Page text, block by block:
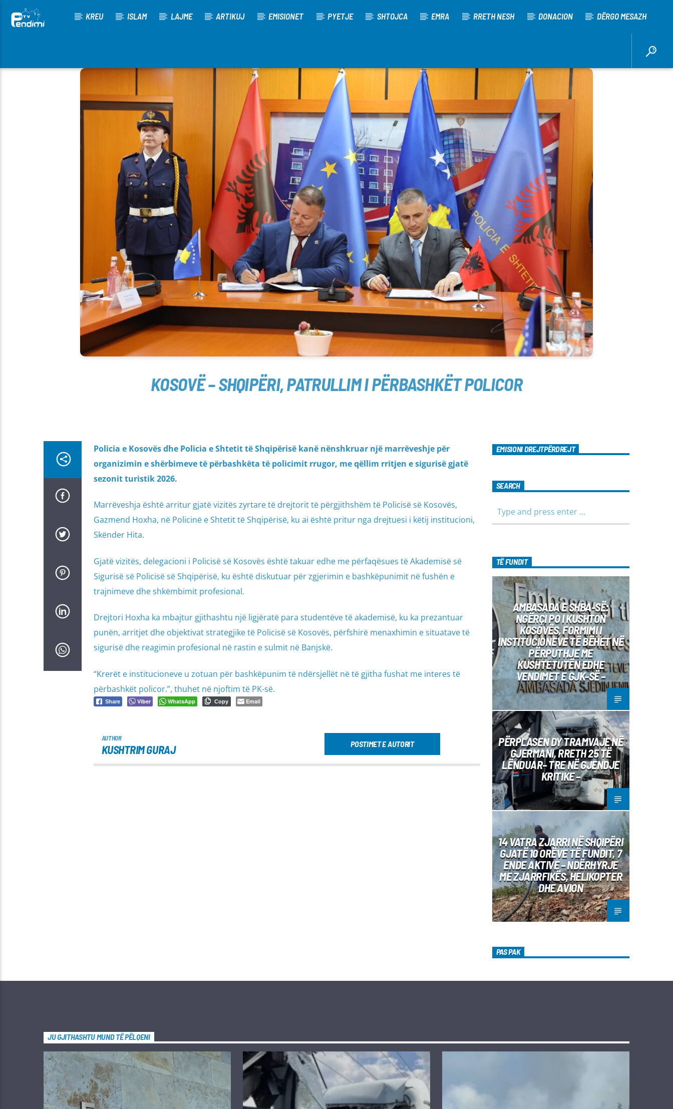
KREU ISLAM LAJME ARTIKUJ EMISIONET PYETJE SHTOJCA EMRA RRETH NESH DONACION DËRGO MESAZH
[There are no radio stations in the database]
KOSOVË – SHQIPËRI, PATRULLIM I PËRBASHKËT POLICOR
Policia e Kosovës dhe Policia e Shtetit të Shqipërisë kanë nënshkruar një marrëveshje për
organizimin e shërbimeve të përbashkëta të policimit rrugor, me qëllim rritjen e sigurisë gjatë
sezonit turistik 2026.
Marrëveshja është arritur gjatë vizitës zyrtare të drejtorit të përgjithshëm të Policisë së Kosovës,
Gazmend Hoxha, në Policinë e Shtetit të Shqipërisë, ku ai është pritur nga drejtuesi i këtij institucioni,
Skënder Hita.
Gjatë vizitës, delegacioni i Policisë së Kosovës është takuar edhe me përfaqësues të Akademisë së
Sigurisë së Policisë së Shqipërisë, ku është diskutuar për zgjerimin e bashkëpunimit në fushën e
trajnimeve dhe shkëmbimit profesional.
Drejtori Hoxha ka mbajtur gjithashtu një ligjëratë para studentëve të akademisë, ku ka prezantuar
punën, arritjet dhe objektivat strategjike të Policisë së Kosovës, përfshirë menaxhimin e situatave të
sigurisë dhe reagimin profesional në rastin e sulmit në Banjskë.
“Krerët e institucioneve u zotuan për bashkëpunim të ndërsjellët në të gjitha fushat me interes të
përbashkët policor.”, thuhet në njoftim të PK-së.
Share Viber WhatsApp Copy Email
AUTHOR
KUSHTRIM GURAJ POSTIMET E AUTORIT
EMISIONI DREJTPËRDREJT
SEARCH
TË FUNDIT
AMBASADA E SHBA-SË:
NGËRÇI PO I KUSHTON
KOSOVËS, FORMIMI I
INSTITUCIONEVE TË BËHET NË
PËRPUTHJE ME
KUSHTETUTËN EDHE
VENDIMET E GJK-SË –
PËRPLASEN DY TRAMVAJE NË
GJERMANI, RRETH 25 TË
LËNDUAR– TRE NË GJENDJE
KRITIKE –
14 VATRA ZJARRI NË SHQIPËRI
GJATË 10 ORËVE TË FUNDIT, 7
ENDE AKTIVE – NDËRHYRJE
ME ZJARRFIKËS, HELIKOPTER
DHE AVION
PAS PAK
JU GJITHASHTU MUND TË PËLQENI